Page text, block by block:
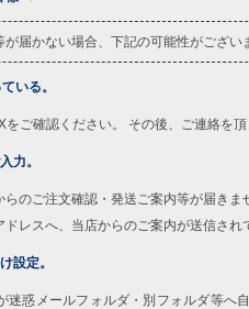
届かない場合、下記の可能性がござい
いる。
ご確認ください。 その後、ご連絡を
力。
のご注文確認・発送ご案内等が届きま
レスへ、当店からのご案内が送信され
設定。
迷惑メールフォルダ・別フォルダ等へ